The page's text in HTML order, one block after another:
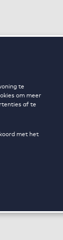
te
om meer
af te
met het